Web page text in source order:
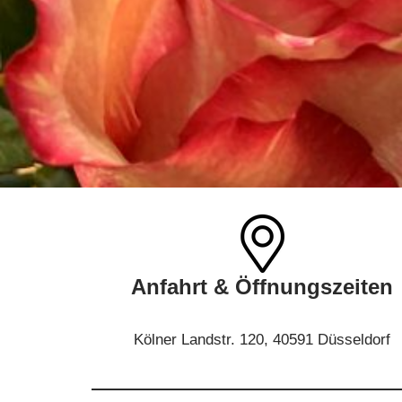
Anfahrt & Öffnungszeiten
Kölner Landstr. 120, 40591 Düsseldorf